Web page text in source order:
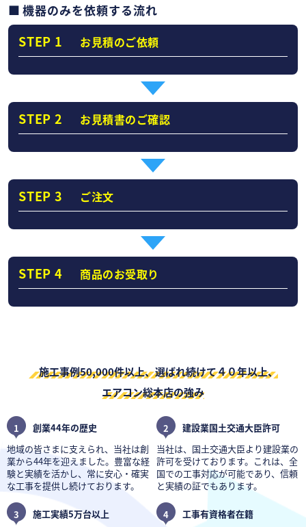
機器のみを依頼する流れ
STEP 1 お見積のご依頼
STEP 2 お見積書のご確認
STEP 3 ご注文
STEP 4 商品のお受取り
施工事例50,000件以上、選ばれ続けて４０年以上、
エアコン総本店の強み
1
創業44年の歴史
地域の皆さまに支えられ、当社は創
業から44年を迎えました。豊富な経
験と実績を活かし、常に安心・確実
な工事を提供し続けております。
2
建設業国土交通大臣許可
当社は、国土交通大臣より建設業の
許可を受けております。これは、全
国での工事対応が可能であり、信頼
と実績の証でもあります。
3
施工実績5万台以上
4
工事有資格者在籍